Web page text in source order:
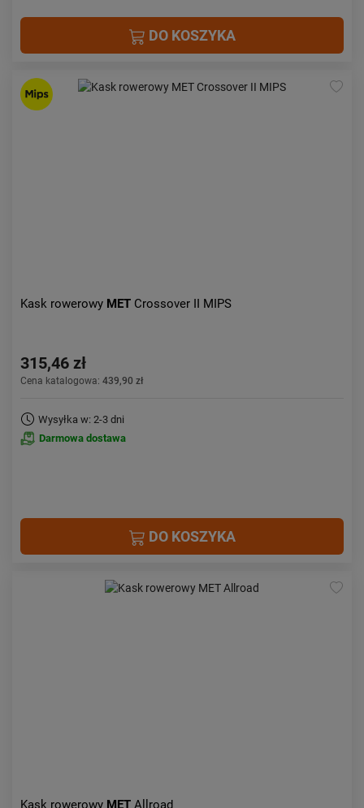
DO KOSZYKA
Kask rowerowy MET Crossover II MIPS
315,46 zł
Cena katalogowa: 439,90 zł
Wysyłka w: 2-3 dni
Darmowa dostawa
DO KOSZYKA
Kask rowerowy MET Allroad